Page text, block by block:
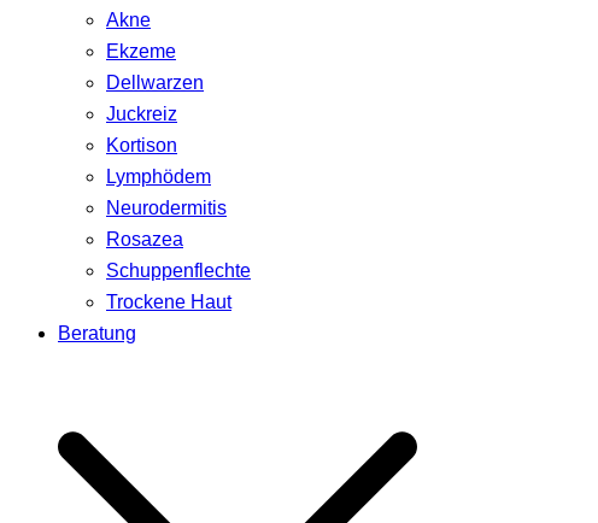
Akne
Ekzeme
Dellwarzen
Juckreiz
Kortison
Lymphödem
Neurodermitis
Rosazea
Schuppenflechte
Trockene Haut
Beratung